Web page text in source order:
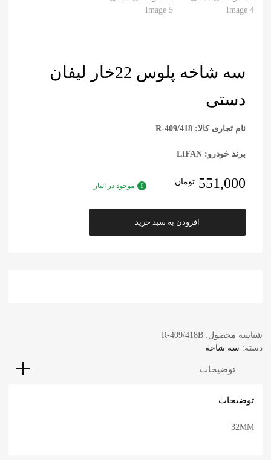
سه شاخه پلوس 22خار لیفان
دستی
نام تجاری کالا: 418/R-409
برند خودرو: LIFAN
551,000 تومان موجود در انبار
افزودن به سبد خرید
شناسه محصول: R-409/418B
دسته: سه شاخه
توضیحات
توضیحات
32MM